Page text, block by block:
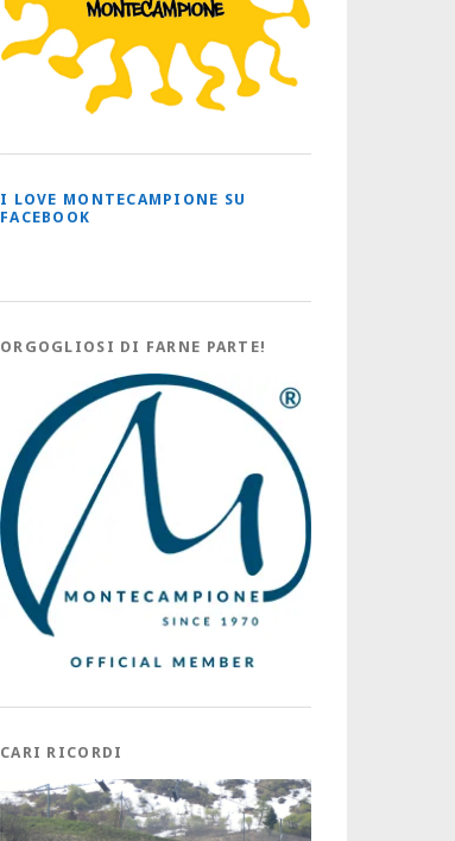
I LOVE MONTECAMPIONE SU
FACEBOOK
ORGOGLIOSI DI FARNE PARTE!
CARI RICORDI